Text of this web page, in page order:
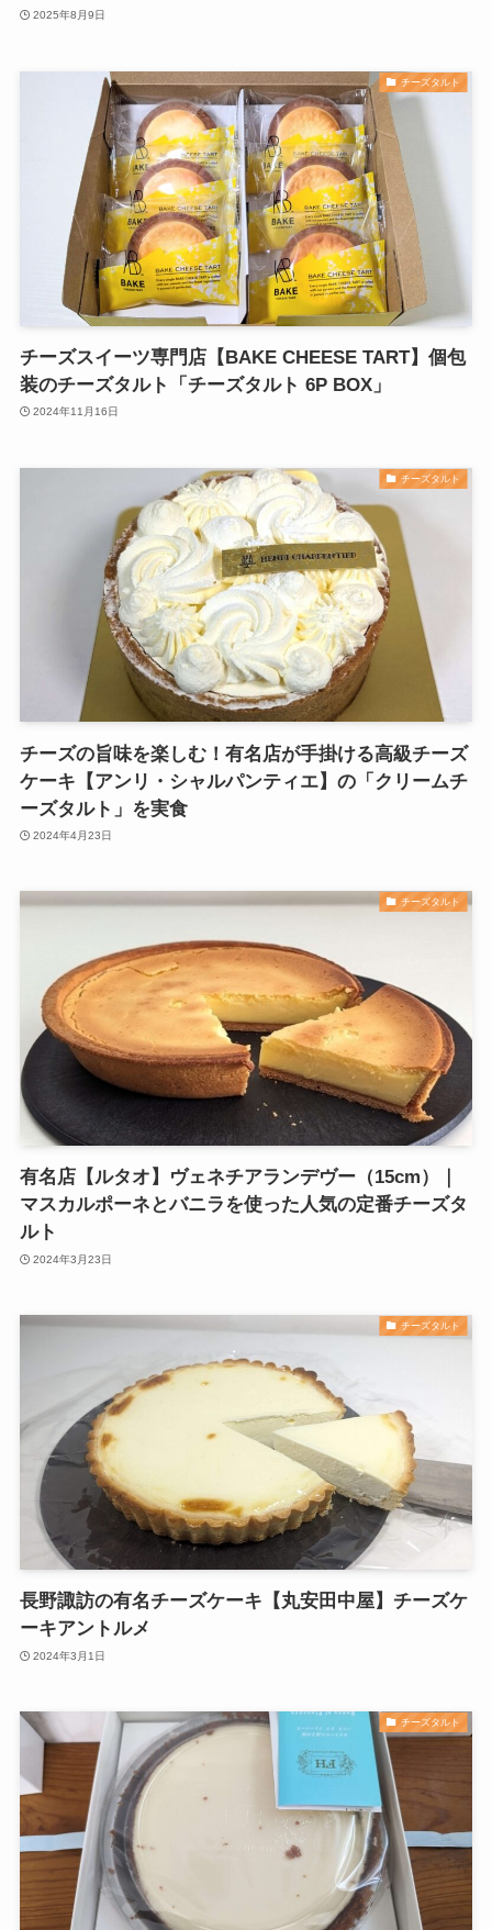
2025年8月9日
チーズタルト
チーズスイーツ専門店【BAKE CHEESE TART】個包
装のチーズタルト「チーズタルト 6P BOX」
2024年11月16日
チーズタルト
チーズの旨味を楽しむ！有名店が手掛ける高級チーズ
ケーキ【アンリ・シャルパンティエ】の「クリームチ
ーズタルト」を実食
2024年4月23日
チーズタルト
有名店【ルタオ】ヴェネチアランデヴー（15cm）｜
マスカルポーネとバニラを使った人気の定番チーズタ
ルト
2024年3月23日
チーズタルト
長野諏訪の有名チーズケーキ【丸安田中屋】チーズケ
ーキアントルメ
2024年3月1日
チーズタルト